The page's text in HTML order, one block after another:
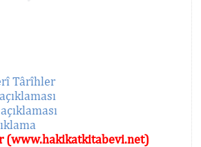
Târîhler
(www.hakikatkitabevi.net)